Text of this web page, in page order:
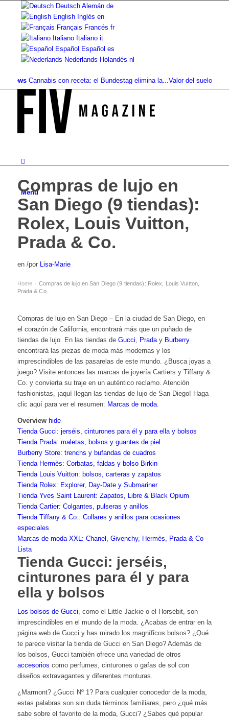
Deutsch Alemán de
English Inglés en
Français Francés fr
Italiano Italiano it
Español Español es
Nederlands Holandés nl
Cannabis con receta: el Bundestag elimina la...Valor del suelo de
Menú
Compras de lujo en
San Diego (9 tiendas):
Rolex, Louis Vuitton,
Prada & Co.
en /por Lisa-Marie
Home › Compras de lujo en San Diego (9 tiendas): Rolex, Louis Vuitton,
Prada & Co.
Compras de lujo en San Diego – En la ciudad de San Diego, en
el corazón de California, encontrará más que un puñado de
tiendas de lujo. En las tiendas de Gucci, Praday Burberry
encontrará las piezas de moda más modernas y los
imprescindibles de las pasarelas de este mundo. ¿Busca joyas a
juego? Visite entonces las marcas de joyería Cartiers y Tiffany &
Co. y convierta su traje en un auténtico reclamo. Atención
fashionistas, ¡aquí llegan las tiendas de lujo de San Diego! Haga
clic aquí para ver el resumen: Marcas de moda.
Overview hide
Tienda Gucci: jerséis, cinturones para él y para ella y bolsos
Tienda Prada: maletas, bolsos y guantes de piel
Burberry Store: trenchs y bufandas de cuadros
Tienda Hermès: Corbatas, faldas y bolso Birkin
Tienda Louis Vuitton: bolsos, carteras y zapatos
Tienda Rolex: Explorer, Day-Date y Submariner
Tienda Yves Saint Laurent: Zapatos, Libre & Black Opium
Tienda Cartier: Colgantes, pulseras y anillos
Tienda Tiffany & Co.: Collares y anillos para ocasiones
especiales
Marcas de moda XXL: Chanel, Givenchy, Hermès, Prada & Co –
Lista
Tienda Gucci: jerséis,
cinturones para él y para
ella y bolsos
Los bolsos de Gucci, como el Little Jackie o el Horsebit, son
imprescindibles en el mundo de la moda. ¿Acabas de entrar en la
página web de Gucci y has mirado los magníficos bolsos? ¿Qué
te parece visitar la tienda de Gucci en San Diego? Además de
los bolsos, Gucci también ofrece una variedad de otros
accesorios como perfumes, cinturones o gafas de sol con
diseños extravagantes y diferentes monturas.
¿Marmont? ¿Gucci Nº 1? Para cualquier conocedor de la moda,
estas palabras son sin duda términos familiares, pero ¿qué más
sabe sobre el favorito de la moda, Gucci? ¿Sabes qué popular